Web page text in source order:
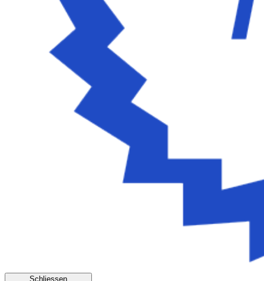
Schliessen